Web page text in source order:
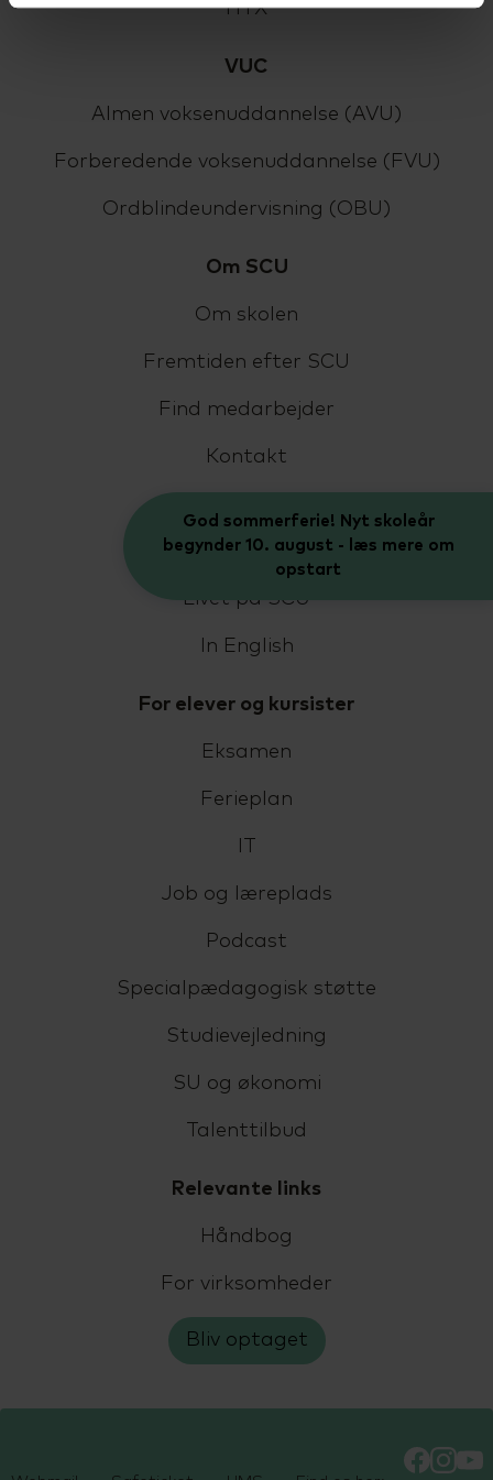
HTX
VUC
Almen voksenuddannelse (AVU)
Forberedende voksenuddannelse (FVU)
Ordblindeundervisning (OBU)
Om SCU
Om skolen
Fremtiden efter SCU
Find medarbejder
Kontakt
Bestyrelse og LUU
Livet på SCU
In English
For elever og kursister
Eksamen
Ferieplan
Job og læreplads
Podcast
Specialpædagogisk støtte
Studievejledning
SU og økonomi
Talenttilbud
Relevante links
Håndbog
For virksomheder
Bliv optaget
God sommerferie! Nyt skoleår
begynder 10. august - læs mere om
opstart